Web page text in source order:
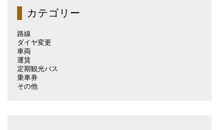
（月
別）カテゴリー
路線
ダイヤ変更
車両
運賃
定期観光バス
乗車券
その他